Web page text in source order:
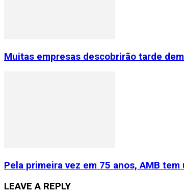
Muitas empresas descobrirão tarde
Pela primeira vez em 75 anos, AMB
LEAVE A REPLY